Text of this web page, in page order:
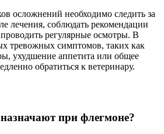
осложнений необходимо следить за
лечения, соблюдать рекомендации
регулярные осмотры. В
тревожных симптомов, таких как
ухудшение аппетита или общее
обратиться к ветеринару.
при флегмоне?